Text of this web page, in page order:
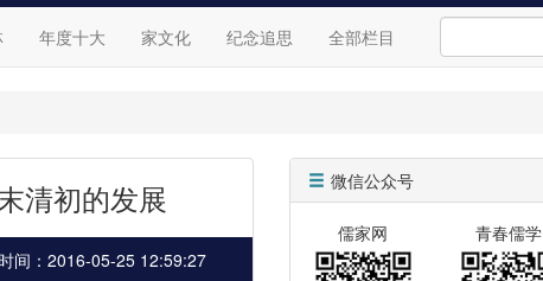
年度十大 家文化 纪念追思 全部栏目
清初的发展
间：2016-05-25 12:59:27
微信公众号
儒家网 青春儒学